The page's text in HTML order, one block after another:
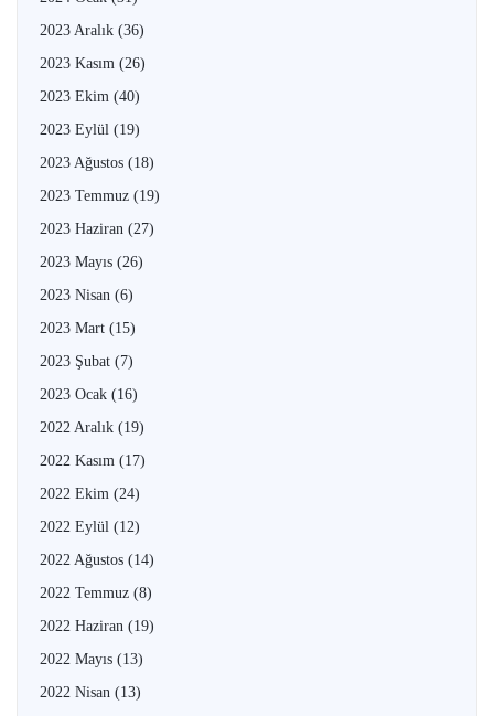
2023 Aralık (36)
2023 Kasım (26)
2023 Ekim (40)
2023 Eylül (19)
2023 Ağustos (18)
2023 Temmuz (19)
2023 Haziran (27)
2023 Mayıs (26)
2023 Nisan (6)
2023 Mart (15)
2023 Şubat (7)
2023 Ocak (16)
2022 Aralık (19)
2022 Kasım (17)
2022 Ekim (24)
2022 Eylül (12)
2022 Ağustos (14)
2022 Temmuz (8)
2022 Haziran (19)
2022 Mayıs (13)
2022 Nisan (13)